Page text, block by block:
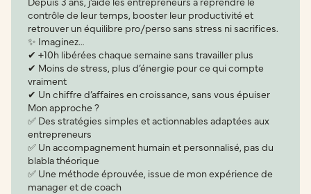
contrôle de leur temps, booster leur productivité et
retrouver un équilibre pro/perso sans stress ni sacrifices.
✨ Imaginez…
✔ +10h libérées chaque semaine sans travailler plus
✔ Moins de stress, plus d’énergie pour ce qui compte
vraiment
✔ Un chiffre d’affaires en croissance, sans vous épuiser
Mon approche ?
✅ Des stratégies simples et actionnables adaptées aux
entrepreneurs
✅ Un accompagnement humain et personnalisé, pas du
blabla théorique
✅ Une méthode éprouvée, issue de mon expérience de
manager et de coach